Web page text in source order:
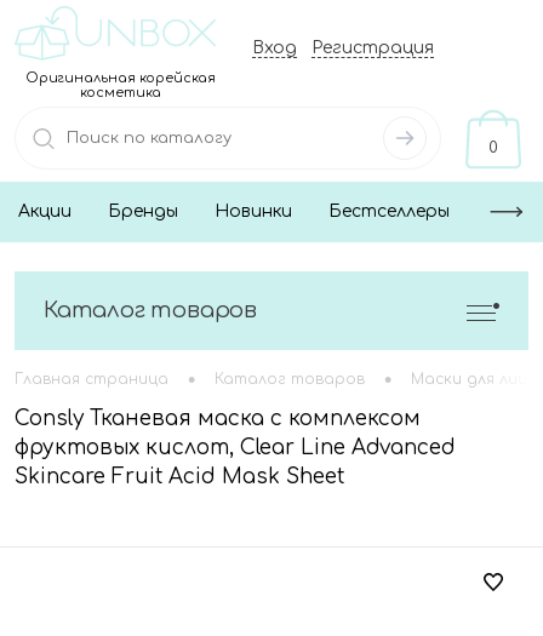
Оригинальная корейская
косметика
Вход Регистрация
0
Акции Бренды Новинки Бестселлеры
Каталог товаров
Главная страница • Каталог товаров • Маски для лица
Consly Тканевая маска с комплексом
фруктовых кислот, Clear Line Advanced
Skincare Fruit Acid Mask Sheet